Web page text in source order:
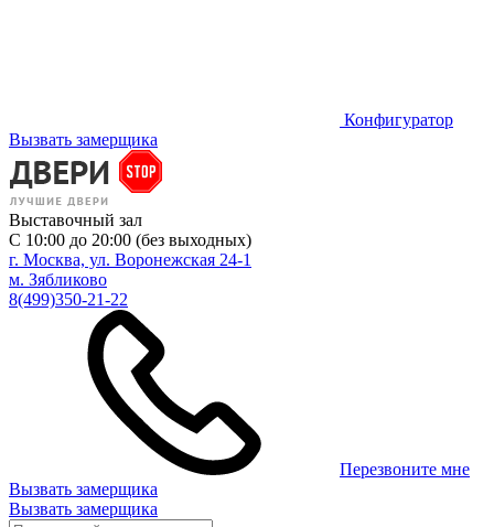
Конфигуратор
Вызвать замерщика
Выставочный зал
С 10:00 до 20:00 (без выходных)
г. Москва, ул. Воронежская 24-1
м. Зябликово
8(499)350-21-22
Перезвоните мне
Вызвать замерщика
Вызвать замерщика